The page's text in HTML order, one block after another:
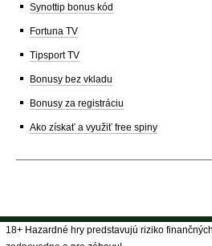
Synottip bonus kód
Fortuna TV
Tipsport TV
Bonusy bez vkladu
Bonusy za registráciu
Ako získať a využiť free spiny
18+ Hazardné hry predstavujú riziko